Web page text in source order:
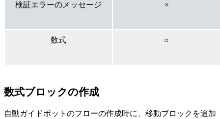
検証エラーのメッセージ ×
数式 ○
数式ブロックの作成
自動ガイドボットのフローの作成時に、移動ブロックを追加